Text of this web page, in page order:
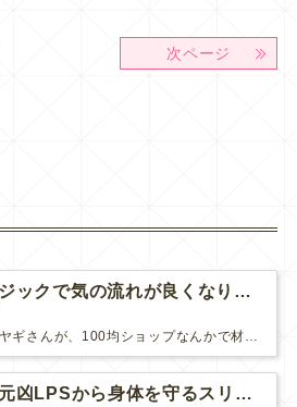
次ページ
八木マジックで気の流れが良くなりました
看護師のヤギさんが、100均ショップなんかで材料を調達して水回り収納を充実させてくれました🎵今までもっとごちゃごちゃしていたエ…
肥満の元凶LPSから身体を守るスリムビフィ